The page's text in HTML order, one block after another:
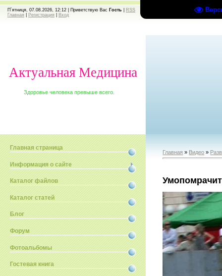
П`ятниця, 07.08.2026, 12:12 | Приветствую Вас Гость
RSS
Главная
Регистрация Вход
Актуальная Медицина
Здоровье человека превыше всего.
Главная страница
Информация о сайте
Каталог файлов
Каталог статей
Блог
Форум
Фотоальбомы
Гостевая книга
Главная » Видео »